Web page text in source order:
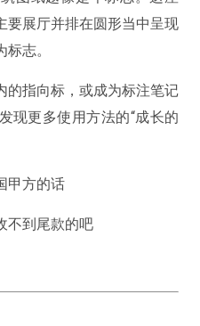
要展厅并排在圆形当中呈现
志。
的指向标，或成为标注笔记
现更多使用方法的“成长的
甲方的话
不到尾款的吧